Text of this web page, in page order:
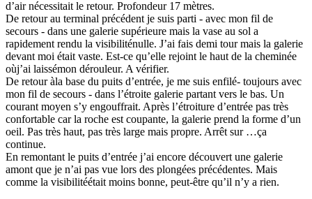
d’air nécessitait le retour. Profondeur 17 mètres.
De retour au terminal précédent je suis parti - avec mon fil de
secours - dans une galerie supérieure mais la vase au sol a
rapidement rendu la visibiliténulle. J’ai fais demi tour mais la galerie
devant moi était vaste. Est-ce qu’elle rejoint le haut de la cheminée
oùj’ai laissémon dérouleur. A vérifier.
De retour àla base du puits d’entrée, je me suis enfilé- toujours avec
mon fil de secours - dans l’étroite galerie partant vers le bas. Un
courant moyen s’y engouffrait. Après l’étroiture d’entrée pas très
confortable car la roche est coupante, la galerie prend la forme d’un
oeil. Pas très haut, pas très large mais propre. Arrêt sur …ça
continue.
En remontant le puits d’entrée j’ai encore découvert une galerie
amont que je n’ai pas vue lors des plongées précédentes. Mais
comme la visibilitéétait moins bonne, peut-être qu’il n’y a rien.